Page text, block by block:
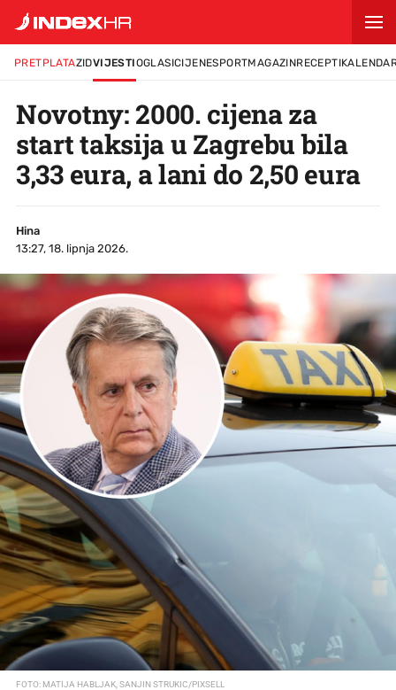
PRETPLATAZIDVIJESTIOGLASICIJENESPORTMAGAZINRECEPTI
Novotny: 2000. cijena za
start taksija u Zagrebu bila
3,33 eura, a lani do 2,50 eura
Hina
13:27, 18. lipnja 2026.
FOTO: MATIJA HABLJAK, SANJIN STRUKIC/PIXSELL